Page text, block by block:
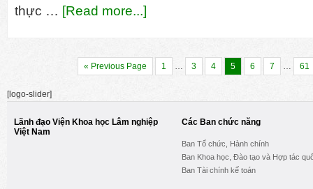
thực … [Read more...]
« Previous Page 1 … 3 4 5 6 7 … 61
[logo-slider]
Lãnh đạo Viện Khoa học Lâm nghiệp
Việt Nam
Các Ban chức năng
Ban Tổ chức, Hành chính
Ban Khoa học, Đào tạo và Hợp tác
Ban Tài chính kế toán